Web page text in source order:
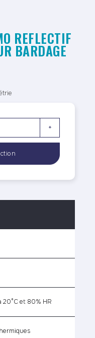
REFLECTIF
BARDAGE
+
et 80% HR